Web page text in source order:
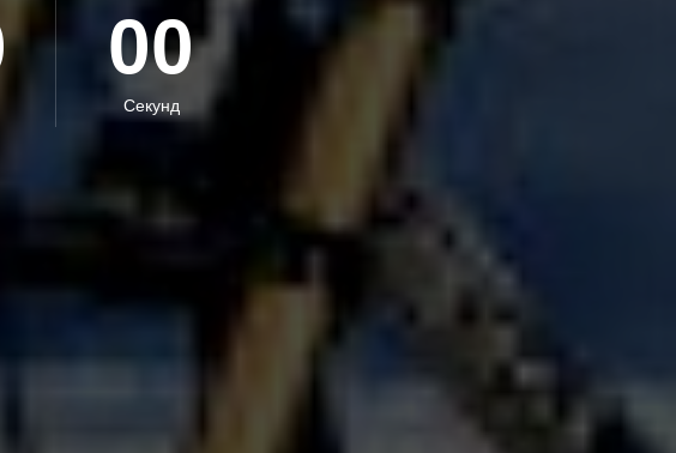
00
Секунд